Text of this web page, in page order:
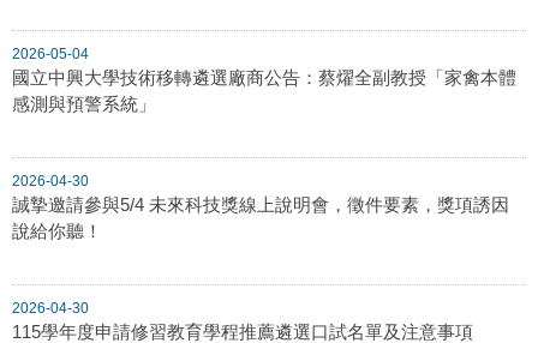
2026-05-04
國立中興大學技術移轉遴選廠商公告：蔡燿全副教授「家禽本體
感測與預警系統」
2026-04-30
誠摯邀請參與5/4 未來科技獎線上說明會，徵件要素，獎項誘因
說給你聽！
2026-04-30
115學年度申請修習教育學程推薦遴選口試名單及注意事項